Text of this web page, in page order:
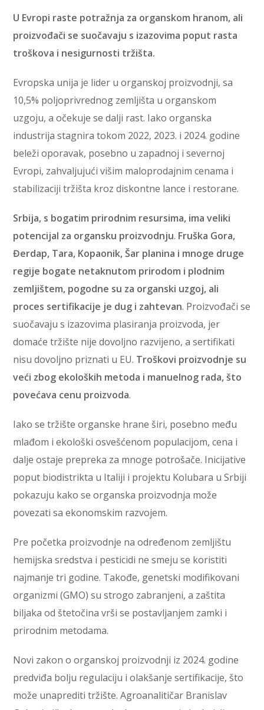
U Evropi raste potražnja za organskom hranom, ali
proizvođači se suočavaju s izazovima poput rasta
troškova i nesigurnosti tržišta.
Evropska unija je lider u organskoj proizvodnji, sa
10,5% poljoprivrednog zemljišta u organskom
uzgoju, a očekuje se dalji rast. Iako organska
industrija stagnira tokom 2022, 2023. i 2024. godine
beleži oporavak, posebno u zapadnoj i severnoj
Evropi, zahvaljujući višim maloprodajnim cenama i
stabilizaciji tržišta kroz diskontne lance i restorane.
Srbija, s bogatim prirodnim resursima, ima veliki
potencijal za organsku proizvodnju. Fruška Gora,
Đerdap, Tara, Kopaonik, Šar planina i mnoge druge
regije bogate netaknutom prirodom i plodnim
zemljištem, pogodne su za organski uzgoj, ali
proces sertifikacije je dug i zahtevan. Proizvođači se
suočavaju s izazovima plasiranja proizvoda, jer
domaće tržište nije dovoljno razvijeno, a sertifikati
nisu dovoljno priznati u EU. Troškovi proizvodnje su
veći zbog ekoloških metoda i manuelnog rada, što
povećava cenu proizvoda.
Iako se tržište organske hrane širi, posebno među
mlađom i ekološki osvešćenom populacijom, cena i
dalje ostaje prepreka za mnoge potrošače. Inicijative
poput biodistrikta u Italiji i projektu Kolubara u Srbiji
pokazuju kako se organska proizvodnja može
povezati sa ekonomskim razvojem.
Pre početka proizvodnje na određenom zemljištu
hemijska sredstva i pesticidi ne smeju se koristiti
najmanje tri godine. Takođe, genetski modifikovani
organizmi (GMO) su strogo zabranjeni, a zaštita
biljaka od štetočina vrši se postavljanjem zamki i
prirodnim metodama.
Novi zakon o organskoj proizvodnji iz 2024. godine
predviđa bolju regulaciju i olakšanje sertifikacije, što
može unaprediti tržište. Agroanalitičar Branislav